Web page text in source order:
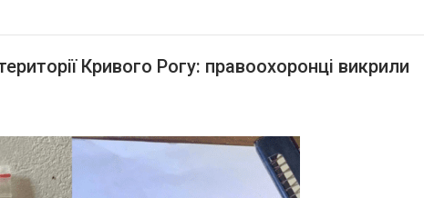
Кривого Рогу: правоохоронці викрили